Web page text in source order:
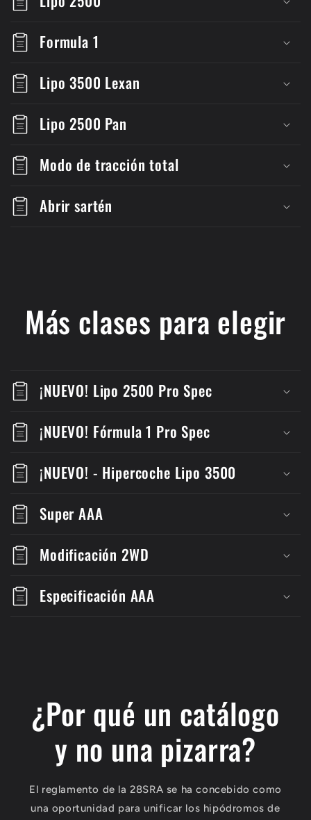
Formula 1
Lipo 3500 Lexan
Lipo 2500 Pan
Modo de tracción total
Abrir sartén
Más clases para elegir
¡NUEVO! Lipo 2500 Pro Spec
¡NUEVO! Fórmula 1 Pro Spec
¡NUEVO! - Hipercoche Lipo 3500
Super AAA
Modificación 2WD
Especificación AAA
¿Por qué un catálogo
y no una pizarra?
El reglamento de la 28SRA se ha concebido como
una oportunidad para unificar los hipódromos de